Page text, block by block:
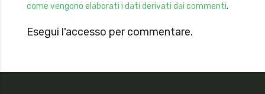
Esegui l'accesso per commentare.
come vengono elaborati i dati derivati dai commenti.